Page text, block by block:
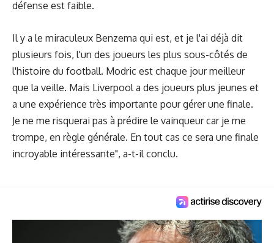
défense est faible.
Il y a le miraculeux Benzema qui est, et je l'ai déjà dit
plusieurs fois, l'un des joueurs les plus sous-côtés de
l'histoire du football. Modric est chaque jour meilleur
que la veille. Mais Liverpool a des joueurs plus jeunes et
a une expérience très importante pour gérer une finale.
Je ne me risquerai pas à prédire le vainqueur car je me
trompe, en règle générale. En tout cas ce sera une finale
incroyable intéressante", a-t-il conclu.